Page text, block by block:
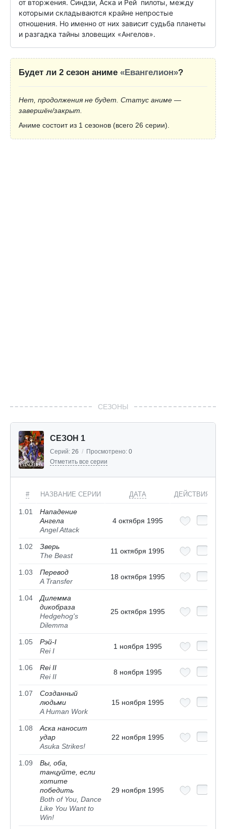
от вторжения. Синдзи, Аска и Рей  пилоты, между
которыми складываются крайне непростые
отношения. Но именно от них зависит судьба планеты
и разгадка тайны зловещих «Ангелов».
Будет ли 2 сезон аниме «Евангелион»?
Нет, продолжения не будет. Статус аниме —
завершён/закрыт.
Аниме состоит из 1 сезонов (всего 26 серии).
СЕЗОНЫ
СЕЗОН 1
Серий: 26 / Просмотрено: 0
Отметить все серии
# НАЗВАНИЕ СЕРИИ ДАТА ДЕЙСТВИЯ
1.01
Нападение
Ангела
Angel Attack
4 октября 1995
1.02
Зверь
The Beast
11 октября 1995
1.03
Перевод
A Transfer
18 октября 1995
1.04
Дилемма
дикобраза
Hedgehog's
Dilemma
25 октября 1995
1.05
Рэй-I
Rei I
1 ноября 1995
1.06
Rei II
Rei II
8 ноября 1995
1.07
Созданный
людьми
A Human Work
15 ноября 1995
1.08
Аска наносит
удар
Asuka Strikes!
22 ноября 1995
1.09
Вы, оба,
танцуйте, если
хотите
победить
Both of You, Dance
Like You Want to
Win!
29 ноября 1995